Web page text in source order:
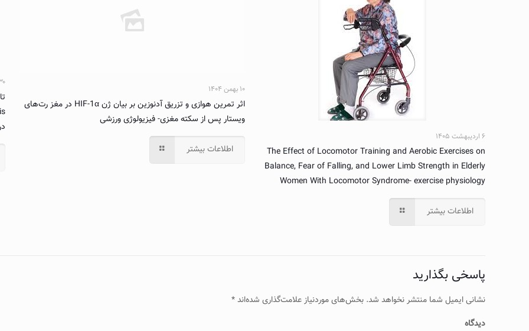
۶ اردیبهشت ۱۴۰۵
The Effect of Locomotor Training and Aerobic Exercises on
Balance, Fear of Falling, and Lower Limb Strength in Elderly
Women With Locomotor Syndrome- exercise physiology
اطلاعات بیشتر
۱۰ بهمن ۱۴۰۴
اثر تمرین هوازی و تزریق آدنوزین بر بیان ژن HIF-1α در مغز رت‌های
ویستار پس از سکته مغزی- فیزیولوژی ورزشی
اطلاعات بیشتر
۳۰
پاسخی بگذارید
نشانی ایمیل شما منتشر نخواهد شد. بخش‌های موردنیاز علامت‌گذاری شده‌اند*
دیدگاه